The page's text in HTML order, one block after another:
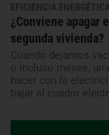
EFICIENCIA ENERGÉTICA
¿Conviene apagar
segunda vivienda?
Cuando dejamos
o incluso meses,
hacer con la
bajar el cuadro